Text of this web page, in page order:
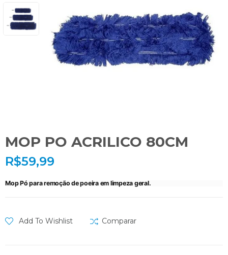
MOP PO ACRILICO 80CM
R$59,99
Mop Pó para remoção de poeira em limpeza geral.
Add To Wishlist Comparar